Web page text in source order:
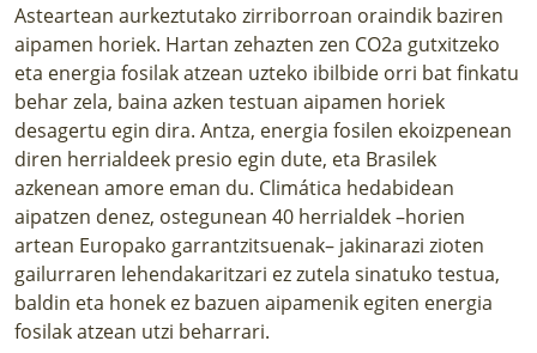
Asteartean aurkeztutako zirriborroan oraindik baziren
aipamen horiek. Hartan zehazten zen CO2a gutxitzeko
eta energia fosilak atzean uzteko ibilbide orri bat finkatu
behar zela, baina azken testuan aipamen horiek
desagertu egin dira. Antza, energia fosilen ekoizpenean
diren herrialdeek presio egin dute, eta Brasilek
azkenean amore eman du. Climática hedabidean
aipatzen denez, ostegunean 40 herrialdek –horien
artean Europako garrantzitsuenak– jakinarazi zioten
gailurraren lehendakaritzari ez zutela sinatuko testua,
baldin eta honek ez bazuen aipamenik egiten energia
fosilak atzean utzi beharrari.